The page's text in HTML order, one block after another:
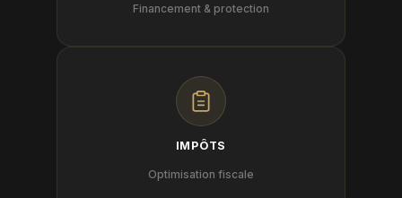
Financement & protection
IMPÔTS
Optimisation fiscale